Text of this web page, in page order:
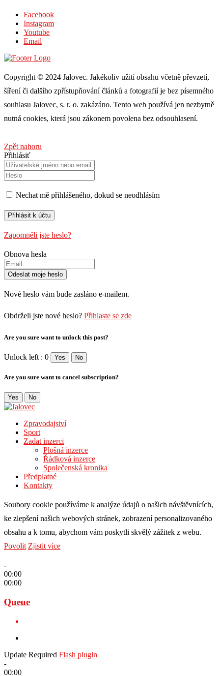
Facebook
Instagram
Youtube
Email
Copyright © 2024 Jalovec. Jakékoliv užití obsahu včetně převzetí,
šíření či dalšího zpřístupňování článků a fotografií je bez písemného
souhlasu Jalovec, s. r. o. zakázáno. Tento web používá jen nezbytně
nutná cookies, která jsou zákonem povolena bez odsouhlasení.
Zpět nahoru
Přihlásiť
Nechat mě přihlášeného, ​​dokud se neodhlásím
Zapomněli jste heslo?
Obnova hesla
Nové heslo vám bude zasláno e-mailem.
Obdrželi jste nové heslo? Přihlaste se zde
Are you sure want to unlock this post?
Unlock left : 0 Yes No
Are you sure want to cancel subscription?
Yes No
Zpravodajství
Sport
Zadat inzerci
Plošná inzerce
Řádková inzerce
Společenská kronika
Předplatné
Kontakty
Soubory cookie používáme k analýze údajů o našich návštěvnících,
ke zlepšení našich webových stránek, zobrazení personalizovaného
obsahu a k tomu, abychom vám poskytli skvělý zážitek z webu.
Povolit Zjistit více
-
00:00
00:00
Queue
Update Required Flash plugin
-
00:00